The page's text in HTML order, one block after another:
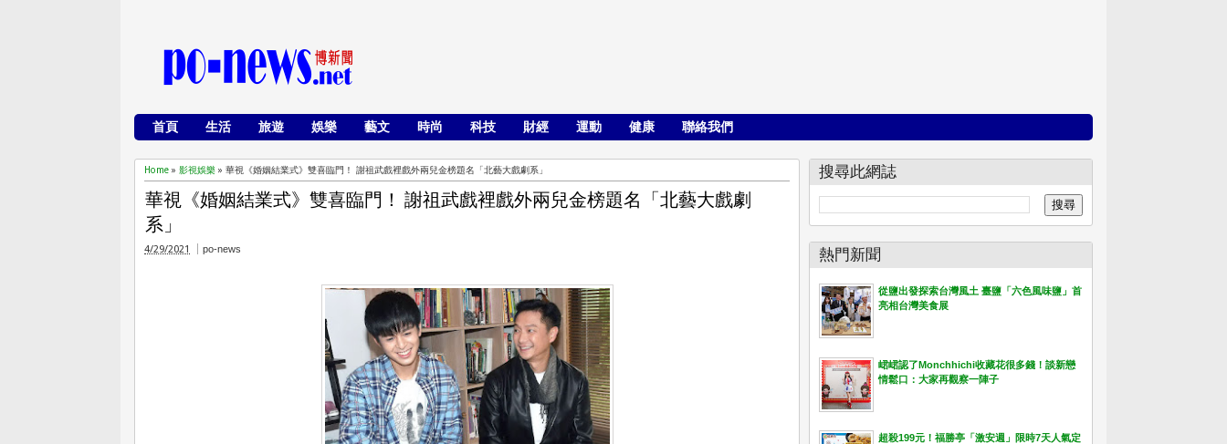
首頁 生活 旅遊 娛樂 藝文 時尚 科技 財經 運動 健康 聯絡我們
Home » 影視娛樂 » 華視《婚姻結業式》雙喜臨門！ 謝祖武戲裡戲外兩兒金榜題名「北藝大戲劇系」
華視《婚姻結業式》雙喜臨門！ 謝祖武戲裡戲外兩兒金榜題名「北藝大戲劇
系」
4/29/2021 po-news
搜尋此網誌
熱門新聞
從鹽出發探索台灣風土 臺鹽「六色風味鹽」首
亮相台灣美食展
峮峮認了Monchhichi收藏花很多錢！談新戀
情鬆口：大家再觀察一陣子
超殺199元！福勝亭「激安週」限時7天人氣定